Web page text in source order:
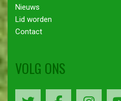
Nieuws
Lid worden
Contact
VOLG ONS